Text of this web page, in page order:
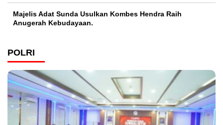
Majelis Adat Sunda Usulkan Kombes Hendra Raih
Anugerah Kebudayaan.
POLRI